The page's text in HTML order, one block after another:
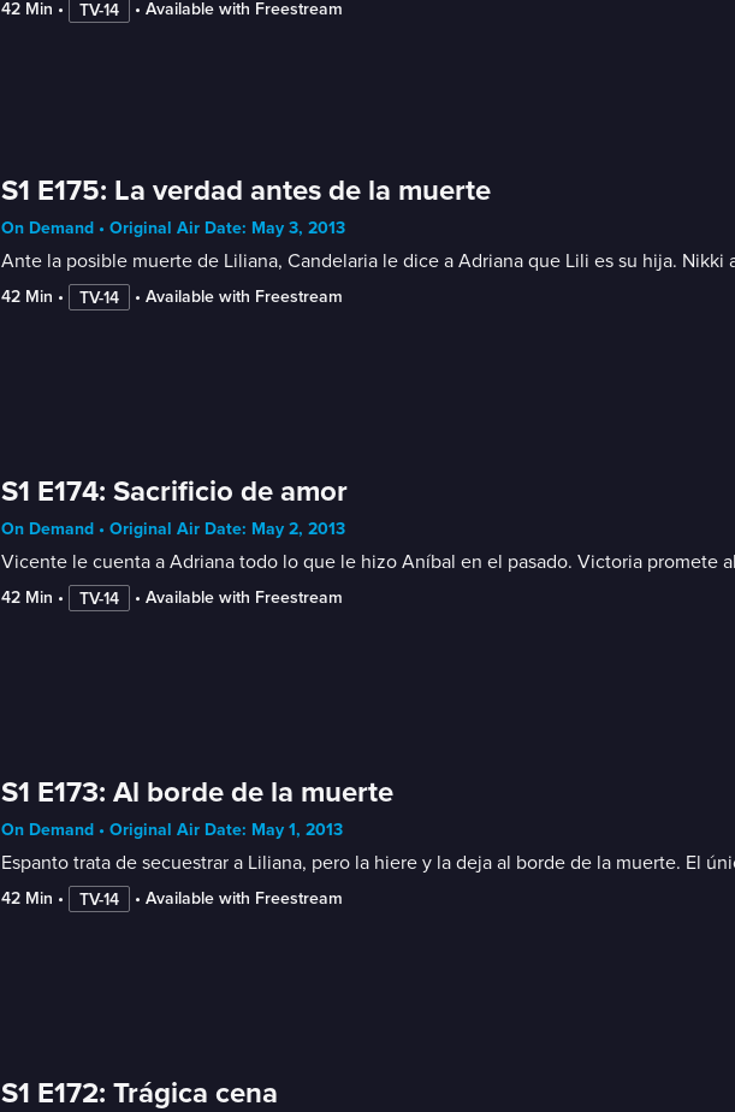
42 Min • TV-14 • Available with Freestream
S1 E175: La verdad antes de la muerte
On Demand • Original Air Date: May 3, 2013
Ante la posible muerte de Liliana, Candelaria le dice a Adriana que Lili es su hija. Nikki
42 Min • TV-14 • Available with Freestream
S1 E174: Sacrificio de amor
On Demand • Original Air Date: May 2, 2013
Vicente le cuenta a Adriana todo lo que le hizo Aníbal en el pasado. Victoria promete
42 Min • TV-14 • Available with Freestream
S1 E173: Al borde de la muerte
On Demand • Original Air Date: May 1, 2013
Espanto trata de secuestrar a Liliana, pero la hiere y la deja al borde de la muerte. El
42 Min • TV-14 • Available with Freestream
S1 E172: Trágica cena